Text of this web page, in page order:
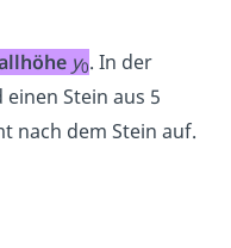
y0. In der
Stein aus 5
nach dem Stein auf.